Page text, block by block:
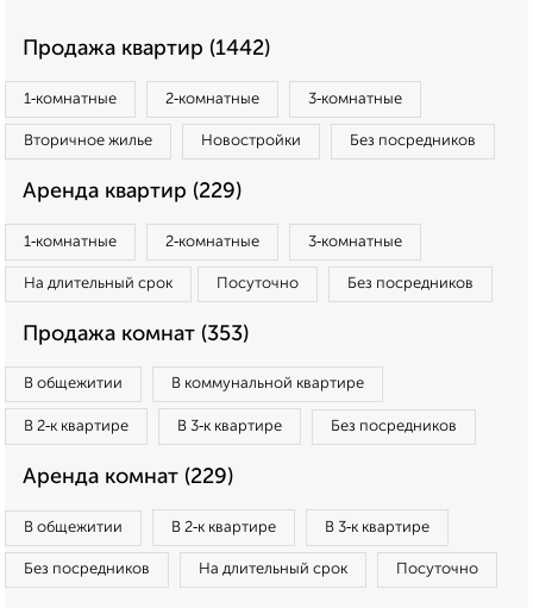
Продажа квартир (1442)
1‑комнатные 2‑комнатные 3‑комнатные
Вторичное жилье Новостройки Без посредников
Аренда квартир (229)
1‑комнатные 2‑комнатные 3‑комнатные
На длительный срок Посуточно Без посредников
Продажа комнат (353)
В общежитии В коммунальной квартире
В 2‑к квартире В 3‑к квартире Без посредников
Аренда комнат (229)
В общежитии В 2‑к квартире В 3‑к квартире
Без посредников На длительный срок Посуточно